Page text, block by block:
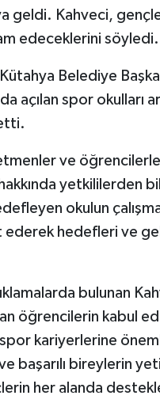
geldi. Kahveci,
edeceklerini söyledi.
Kütahya Belediye
açılan spor okulları
ve
yetkililerden
okulun
hedefleri ve
bulunan
öğrencilerin kabul
spor kariyerlerine
başarılı bireylerin
her alanda